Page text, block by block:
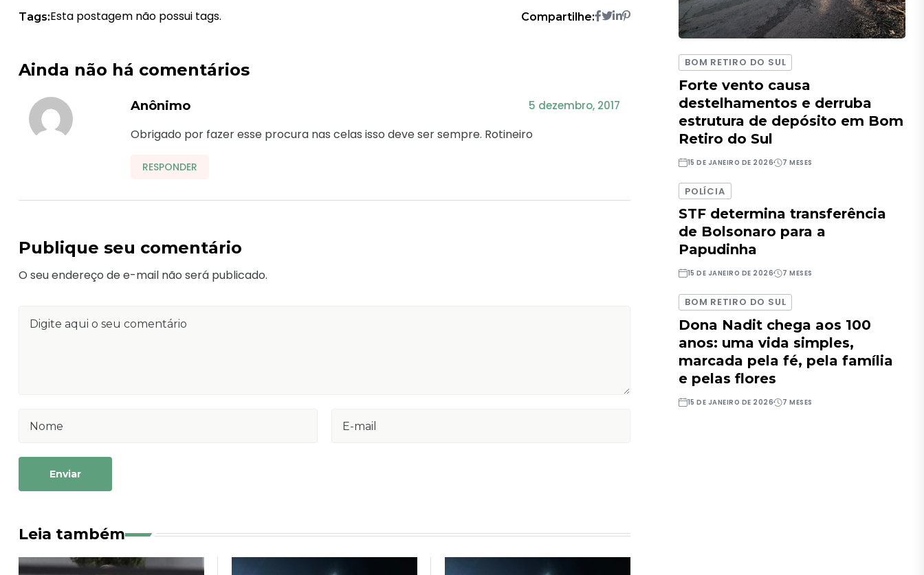
Tags:Esta postagem não possui tags. Compartilhe:
Ainda não há comentários
Anônimo 5 dezembro, 2017
Obrigado por fazer esse procura nas celas isso deve ser sempre. Rotineiro
RESPONDER
Publique seu comentário
O seu endereço de e-mail não será publicado.
Enviar
Leia também
BOM RETIRO DO SUL
Forte vento causa
destelhamentos e derruba
estrutura de depósito em Bom
Retiro do Sul
15 DE JANEIRO DE 2026 7 MESES
POLÍCIA
STF determina transferência
de Bolsonaro para a
Papudinha
15 DE JANEIRO DE 2026 7 MESES
BOM RETIRO DO SUL
Dona Nadit chega aos 100
anos: uma vida simples,
marcada pela fé, pela família
e pelas flores
15 DE JANEIRO DE 2026 7 MESES